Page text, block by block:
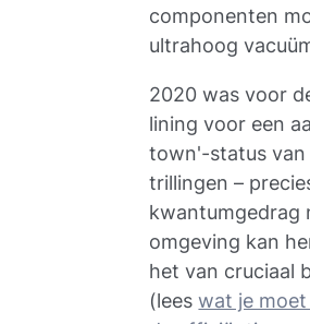
componenten
ultrahoog
2020 was voor
lining voor een
town'-status van
trillingen –
kwantumgedrag
omgeving kan
het van cruciaal
(leeswat je